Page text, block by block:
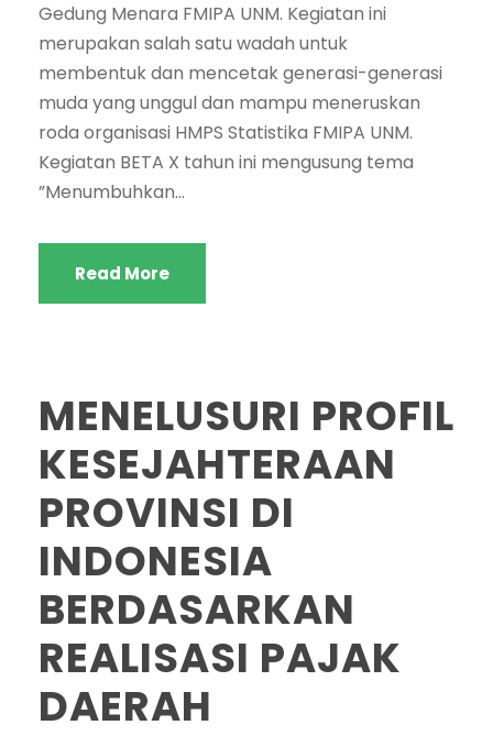
Gedung Menara FMIPA UNM. Kegiatan ini
merupakan salah satu wadah untuk
membentuk dan mencetak generasi-generasi
muda yang unggul dan mampu meneruskan
roda organisasi HMPS Statistika FMIPA UNM.
Kegiatan BETA X tahun ini mengusung tema
”Menumbuhkan...
Read More
MENELUSURI PROFIL
KESEJAHTERAAN
PROVINSI DI
INDONESIA
BERDASARKAN
REALISASI PAJAK
DAERAH